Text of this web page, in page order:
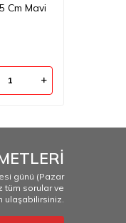
Cm Mavi
günü (Pazar
tüm sorular ve
ulaşabilirsiniz.